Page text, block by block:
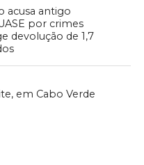
acusa antigo
por crimes
devolução de 1,7
em Cabo Verde